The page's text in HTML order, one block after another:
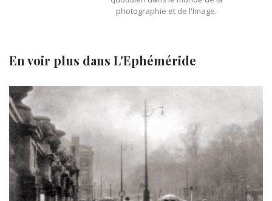
photographie et de l'Image.
En voir plus dans L'Ephéméride